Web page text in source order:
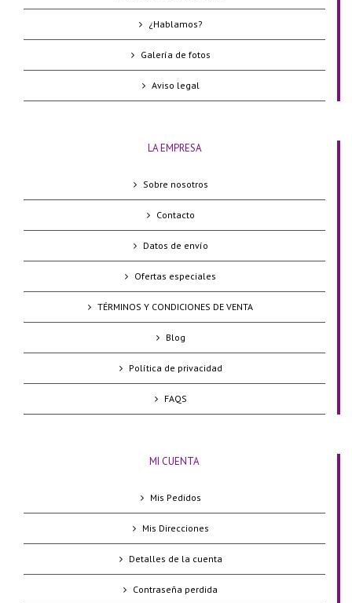
¿Hablamos?
Galería de fotos
Aviso legal
LA EMPRESA
Sobre nosotros
Contacto
Datos de envío
Ofertas especiales
TÉRMINOS Y CONDICIONES DE VENTA
Blog
Política de privacidad
FAQS
MI CUENTA
Mis Pedidos
Mis Direcciones
Detalles de la cuenta
Contraseña perdida